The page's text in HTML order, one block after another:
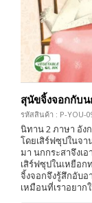
สุนัขจิ้งจอกกับน
รหัสสินค้า : P-YOU-
นิทาน 2 ภาษา อัง
โดยเสิร์ฟซุปในจ
มา นกกระสาจึงเ
เสิร์ฟซุปในเหยือ
จิ้งจอกจึงรู้สึกอับ
เหมือนที่เราอยาก